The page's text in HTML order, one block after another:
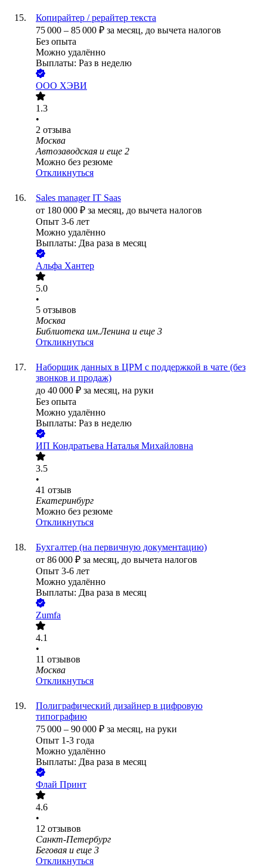
Копирайтер / рерайтер текста
75 000 – 85 000 ₽ за месяц, до вычета налогов
Без опыта
Можно удалённо
Выплаты: Раз в неделю
ООО ХЭВИ
1.3
•
2 отзыва
Москва
Автозаводская и еще 2
Можно без резюме
Откликнуться
Sales manager IT Saas
от 180 000 ₽ за месяц, до вычета налогов
Опыт 3-6 лет
Можно удалённо
Выплаты: Два раза в месяц
Альфа Хантер
5.0
•
5 отзывов
Москва
Библиотека им.Ленина и еще 3
Откликнуться
Наборщик данных в ЦРМ с поддержкой в чате (без
звонков и продаж)
до 40 000 ₽ за месяц, на руки
Без опыта
Можно удалённо
Выплаты: Раз в неделю
ИП Кондратьева Наталья Михайловна
3.5
•
41 отзыв
Екатеринбург
Можно без резюме
Откликнуться
Бухгалтер (на первичную документацию)
от 86 000 ₽ за месяц, до вычета налогов
Опыт 3-6 лет
Можно удалённо
Выплаты: Два раза в месяц
Zumfa
4.1
•
11 отзывов
Москва
Откликнуться
Полиграфический дизайнер в цифровую
типографию
75 000 – 90 000 ₽ за месяц, на руки
Опыт 1-3 года
Можно удалённо
Выплаты: Два раза в месяц
Флай Принт
4.6
•
12 отзывов
Санкт-Петербург
Беговая и еще 3
Откликнуться